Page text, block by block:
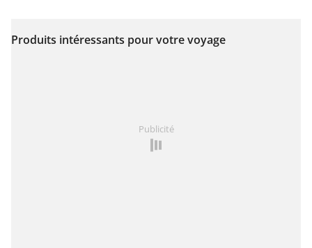
Voir sur la carte
Produits intéressants pour votre voyage
Publicité